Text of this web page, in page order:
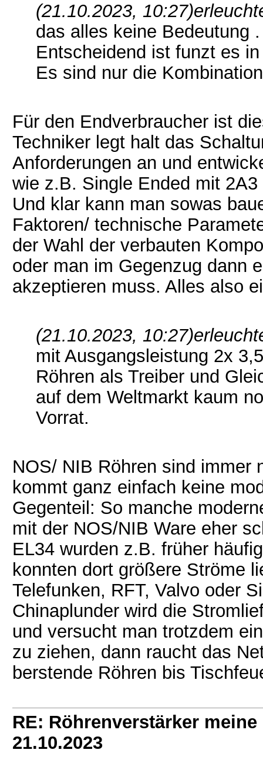
(21.10.2023, 10:27)
das alles keine Bedeutung .
Entscheidend ist funzt es
Es sind nur die
Für den Endverbraucher ist
Techniker legt halt das
Anforderungen an und
wie z.B. Single Ended mit
Und klar kann man sowas
Faktoren/ technische
der Wahl der verbauten
oder man im Gegenzug dann
akzeptieren muss. Alles also
(21.10.2023, 10:27)
mit Ausgangsleistung 2x
Röhren als Treiber und
auf dem Weltmarkt kaum
Vorrat.
NOS/ NIB Röhren sind immer
kommt ganz einfach keine
Gegenteil: So manche
mit der NOS/NIB Ware eher
EL34 wurden z.B. früher
konnten dort größere Ströme
Telefunken, RFT, Valvo oder
Chinaplunder wird die
und versucht man trotzdem
zu ziehen, dann raucht das
berstende Röhren bis
RE: Röhrenverstärker
21.10.2023